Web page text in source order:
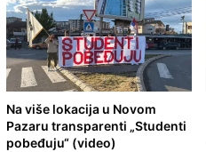
Na više lokacija u Novom
Pazaru transparenti „Studenti
pobeđuju“ (video)